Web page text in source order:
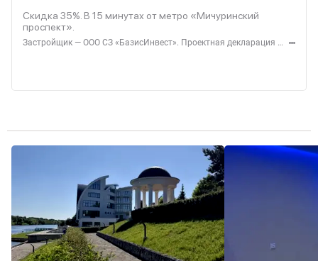
Скидка 35%. В 15 минутах от метро «Мичуринский
проспект».
Застройщик — ООО СЗ «БазисИнвест». Проектная декларация — наш.дом.рф. Акция до 31.08.2026. Не оферта. Подробности — level.ru